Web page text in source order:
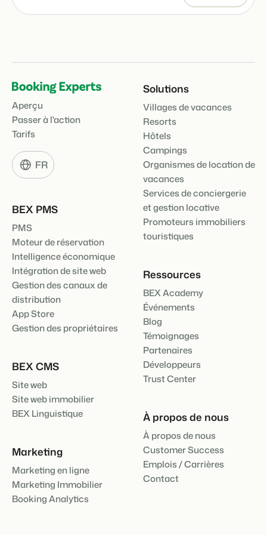
Experts
Pour les Parcs de Vacances
Découvrez les avantages de Booking Experts pour un parc
de vacances
Pour les Groupes
Découvrez les avantages de Booking Experts pour un
groupe
Aperçu
Passer à l'action
Tarifs
FR
BEX PMS
PMS
Moteur de réservation
Intelligence économique
Intégration de site web
Gestion des canaux de
distribution
App Store
Gestion des propriétaires
BEX CMS
Site web
Site web immobilier
BEX Linguistique
Marketing
Marketing en ligne
Marketing Immobilier
Booking Analytics
Solutions
Villages de vacances
Resorts
Hôtels
Campings
Organismes de location de
vacances
Services de conciergerie
et gestion locative
Promoteurs immobiliers
touristiques
Ressources
BEX Academy
Événements
Blog
Témoignages
Partenaires
Développeurs
Trust Center
À propos de nous
À propos de nous
Customer Success
Emplois / Carrières
Contact